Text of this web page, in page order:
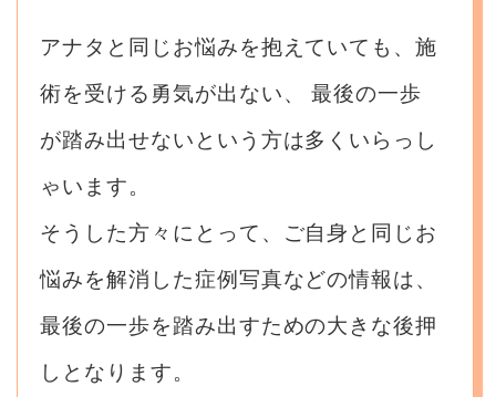
アナタと同じお悩みを抱えていても、施
術を受ける勇気が出ない、
最後の一歩
が踏み出せないという方は多くいらっし
ゃいます。
そうした方々にとって、ご自身と同じお
悩みを解消した症例写真などの情報は、
最後の一歩を踏み出すための大きな後押
しとなります。